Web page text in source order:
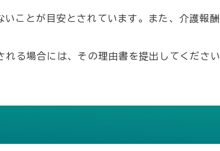
ことが目安とされています。また、介護報
る場合には、その理由書を提出してください